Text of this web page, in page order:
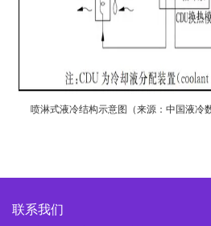
喷淋式液冷结构示意图（来源：中国液冷
联系我们